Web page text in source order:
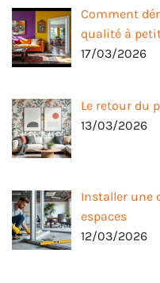
Comment
qualité à
17/03/2026
Le retour du
13/03/2026
Installer une
espaces
12/03/2026